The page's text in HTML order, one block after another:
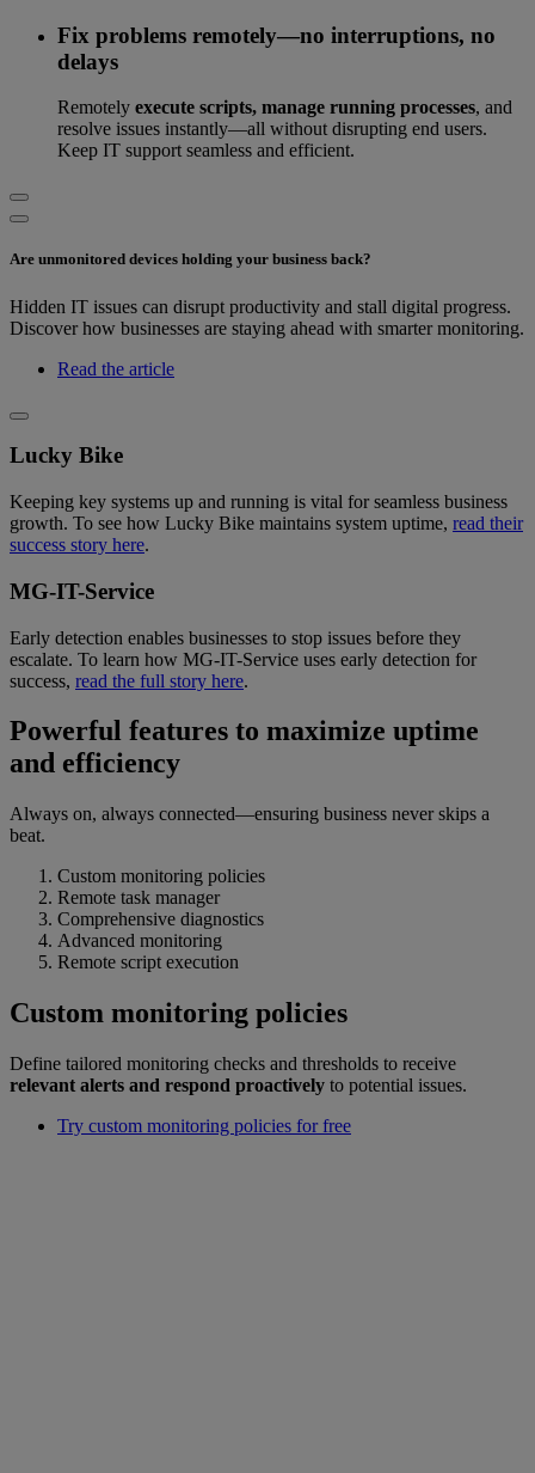
Fix problems remotely—no interruptions, no
delays
Remotely execute scripts, manage running processes, and
resolve issues instantly—all without disrupting end users.
Keep IT support seamless and efficient.
Are unmonitored devices holding your business back?
Hidden IT issues can disrupt productivity and stall digital progress.
Discover how businesses are staying ahead with smarter monitoring.
Read the article
Lucky Bike
Keeping key systems up and running is vital for seamless business
growth. To see how Lucky Bike maintains system uptime, read their
success story here.
MG-IT-Service
Early detection enables businesses to stop issues before they
escalate. To learn how MG-IT-Service uses early detection for
success, read the full story here.
Powerful features to maximize uptime
and efficiency
Always on, always connected—ensuring business never skips a
beat.
Custom monitoring policies
Remote task manager
Comprehensive diagnostics
Advanced monitoring
Remote script execution
Custom monitoring policies
Define tailored monitoring checks and thresholds to receive
relevant alerts and respond proactively to potential issues.
Try custom monitoring policies for free